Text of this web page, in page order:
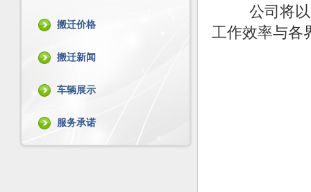
搬迁价格
搬迁新闻
车辆展示
服务承诺
公司将以一
工作效率与各